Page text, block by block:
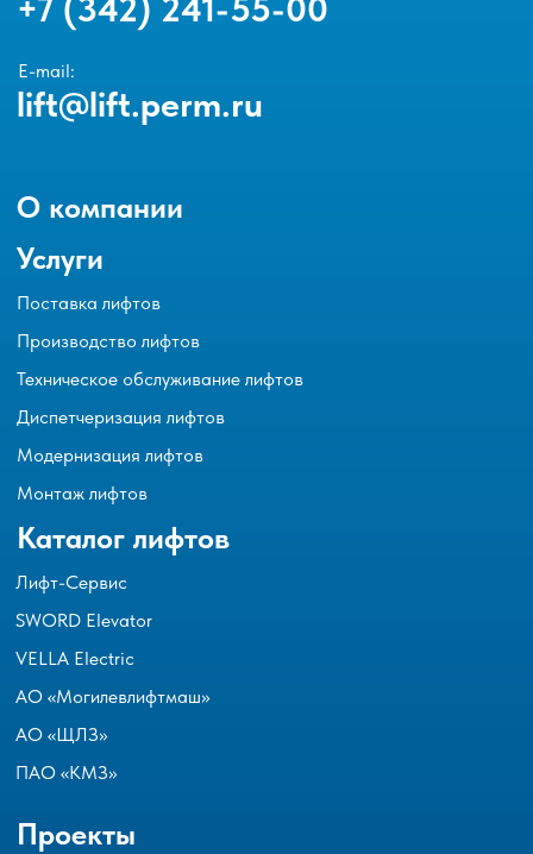
О компании
Услуги
Каталог лифтов
Проекты
Производство лифтов
Техническое обслуживание лифтов
Диспетчеризация лифтов
Модернизация лифтов
Монтаж лифтов
Поставка лифтов
E-mail:
lift@lift.perm.ru
Лифт-Сервис
SWORD Elevator
АО «Могилевлифтмаш»
АО «ЩЛЗ»
ПАО «КМЗ»
VELLA Electric